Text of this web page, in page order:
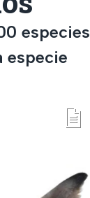
especies
especie